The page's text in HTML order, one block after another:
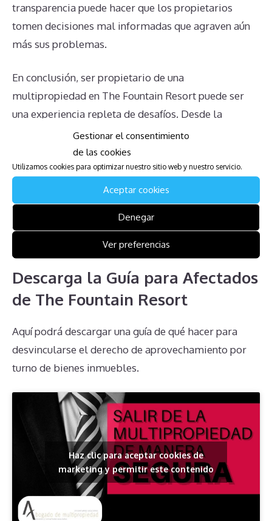
Gestionar el consentimiento
de las cookies
Utilizamos cookies para optimizar nuestro sitio web y nuestro servicio.
Aceptar cookies
Denegar
Ver preferencias
transparencia puede hacer que los propietarios
tomen decisiones mal informadas que agraven aún
más sus problemas.
En conclusión, ser propietario de una
multipropiedad en The Fountain Resort puede ser
una experiencia repleta de desafíos. Desde la
obligación de pagar cuotas de mantenimiento hasta
la dificultad de anular contratos y vender la
multipropiedad, los propietarios se enfrentan a una
serie de obstáculos legales y financieros. Informarse
adecuadamente y buscar asesoramiento profesional
puede ser crucial para manejar estos problemas de
Descarga la Guía para Afectados
de The Fountain Resort
Aquí podrá descargar una guía de qué hacer para
desvincularse el derecho de aprovechamiento por
turno de bienes inmuebles.
Haz clic para aceptar cookies de
marketing y permitir este contenido